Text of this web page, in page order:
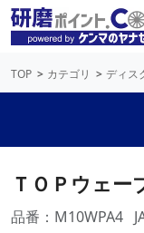
TOP カテゴリ ディス
ＴＯＰウェ
品番：M10WPA4